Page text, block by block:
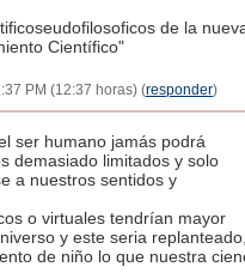
de la
Científico"
PM (12:37 horas) (responder)
ser humano jamás podrá
demasiado limitados y solo
a nuestros sentidos y
o virtuales tendrían mayor
y este seria
de niño lo que nuestra